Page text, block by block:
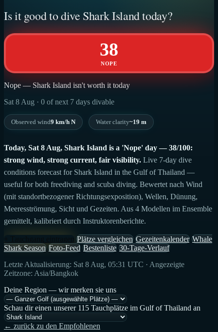
Is it good to dive Shark Island today?
38
NOPE
Nope — Shark Island isn't worth it today
Sat 8 Aug · 0 of next 7 days divable
Observed wind9 km/h N Water clarity~19 m
Today, Sat 8 Aug, Shark Island is a 'Nope' day — 38/100:
strong wind, strong current, fair visibility. Live 7-day dive
conditions forecast for Shark Island in the Gulf of Thailand —
useful for both freediving and scuba diving. Bewertet nach Wind
(mit standortbezogener Richtungsexposition), Wellen, Dünung,
Meeresströmung, Sicht und Gezeiten. Aus 4 Modellen im Ensemble
gemittelt, kalibriert durch Instruktorenberichte.
Plätze vergleichen Gezeitenkalender Whale
Shark Season Foto-Feed Bestenliste 30-Tage-Verlauf
Letzte Aktualisierung: Sat 8 Aug, 05:31 UTC · Angezeigte
Zeitzone: Asia/Bangkok
Deine Region — wir merken sie uns
Schau dir einen unserer 115 Tauchplätze im Gulf of Thailand an
← zurück zu den Empfohlenen